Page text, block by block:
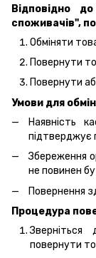
Відповідно
споживачів",
Обміняти
Повернути
Повернути
Умови для
Наявність
підтверджує
Збереження
не повинен
Повернення
Процедура
повернути